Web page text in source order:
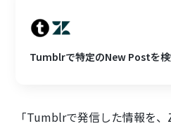
Tumblrで特定のNew Postを
「Tumblrで発信した情報を